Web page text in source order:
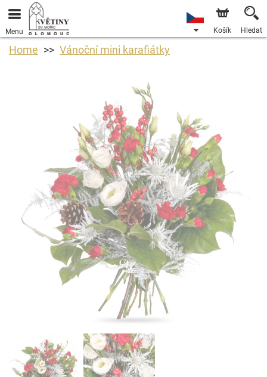
Menu Košík Hledat
Home Vánoční mini karafiátky